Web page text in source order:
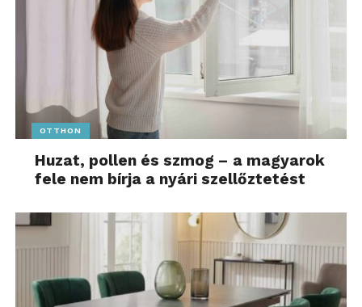
OTTHON
Huzat, pollen és szmog – a magyarok
fele nem bírja a nyári szellőztetést